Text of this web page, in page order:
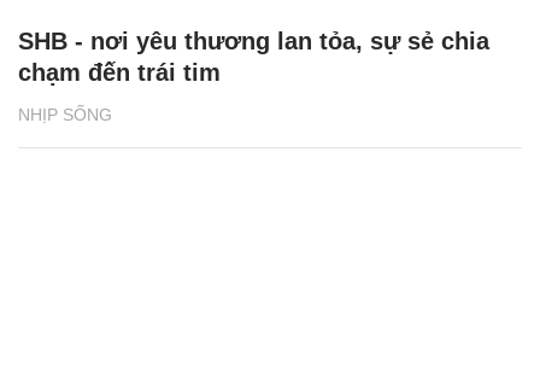
NHỊP SỐNG
SHB - nơi yêu thương lan tỏa, sự sẻ chia
chạm đến trái tim